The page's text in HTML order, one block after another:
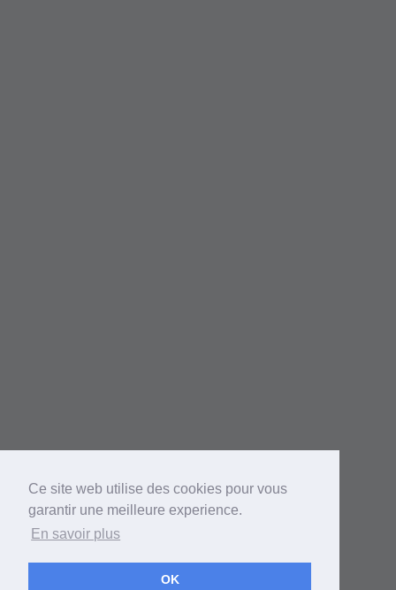
Ce site web utilise des cookies pour vous
garantir une meilleure experience.
En savoir plus
OK